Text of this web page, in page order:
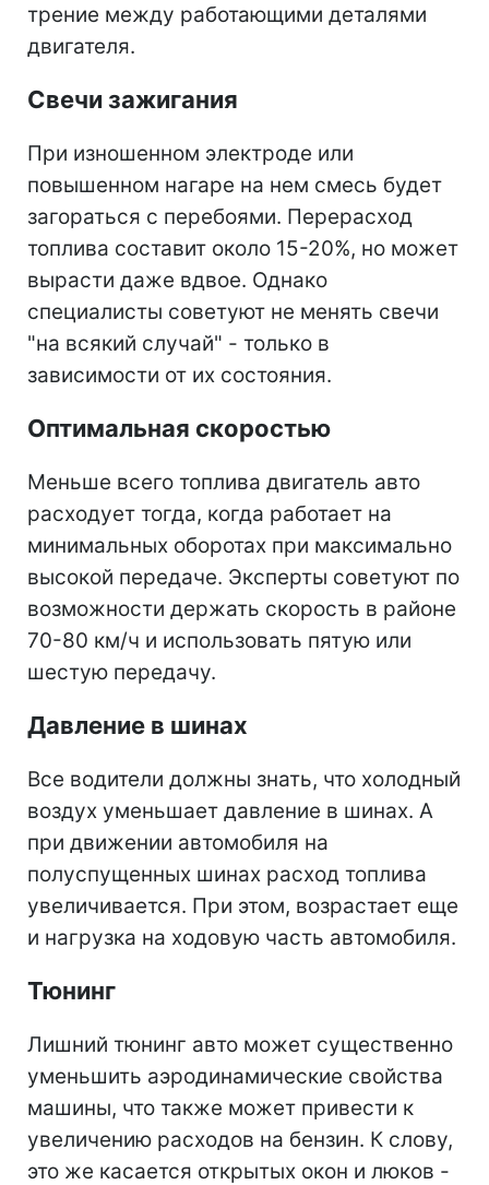
трение между работающими деталями
двигателя.
Свечи зажигания
При изношенном электроде или
повышенном нагаре на нем смесь будет
загораться с перебоями. Перерасход
топлива составит около 15-20%, но может
вырасти даже вдвое. Однако
специалисты советуют не менять свечи
"на всякий случай" - только в
зависимости от их состояния.
Оптимальная скоростью
Меньше всего топлива двигатель авто
расходует тогда, когда работает на
минимальных оборотах при максимально
высокой передаче. Эксперты советуют по
возможности держать скорость в районе
70-80 км/ч и использовать пятую или
шестую передачу.
Давление в шинах
Все водители должны знать, что холодный
воздух уменьшает давление в шинах. А
при движении автомобиля на
полуспущенных шинах расход топлива
увеличивается. При этом, возрастает еще
и нагрузка на ходовую часть автомобиля.
Тюнинг
Лишний тюнинг авто может существенно
уменьшить аэродинамические свойства
машины, что также может привести к
увеличению расходов на бензин. К слову,
это же касается открытых окон и люков -